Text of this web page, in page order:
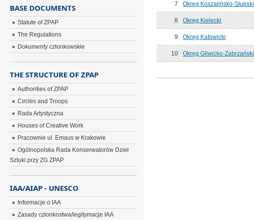
7 Okreg Koszalińsko-Słupski
8 Okręg Kielecki
9 Okręg Katowicki
10 Okręg Gliwicko-Zabrzański
BASE DOCUMENTS
Statute of ZPAP
The Regulations
Dokumenty członkowskie
THE STRUCTURE OF ZPAP
Authorities of ZPAP
Circles and Troops
Rada Artystyczna
Houses of Creative Work
Pracownie ul. Emaus w Krakowie
Ogólnopolska Rada Konserwatorów Dzieł
Sztuki przy ZG ZPAP
IAA/AIAP - UNESCO
Informacje o IAA
Zasady członkostwa/legitymacje IAA